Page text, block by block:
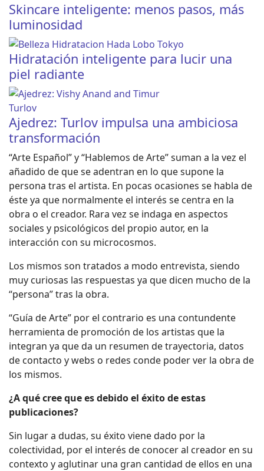
Skincare inteligente: menos pasos, más
luminosidad
Hidratación inteligente para lucir una
piel radiante
Ajedrez: Turlov impulsa una ambiciosa
transformación
“Arte Español” y “Hablemos de Arte” suman a la vez el
añadido de que se adentran en lo que supone la
persona tras el artista. En pocas ocasiones se habla de
éste ya que normalmente el interés se centra en la
obra o el creador. Rara vez se indaga en aspectos
sociales y psicológicos del propio autor, en la
interacción con su microcosmos.
Los mismos son tratados a modo entrevista, siendo
muy curiosas las respuestas ya que dicen mucho de la
“persona” tras la obra.
“Guía de Arte” por el contrario es una contundente
herramienta de promoción de los artistas que la
integran ya que da un resumen de trayectoria, datos
de contacto y webs o redes conde poder ver la obra de
los mismos.
¿A qué cree que es debido el éxito de estas
publicaciones?
Sin lugar a dudas, su éxito viene dado por la
colectividad, por el interés de conocer al creador en su
contexto y aglutinar una gran cantidad de ellos en una